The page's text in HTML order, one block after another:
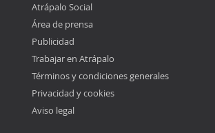
Atrápalo Social
Área de prensa
Publicidad
Trabajar en Atrápalo
Términos y condiciones generales
Privacidad y cookies
Aviso legal